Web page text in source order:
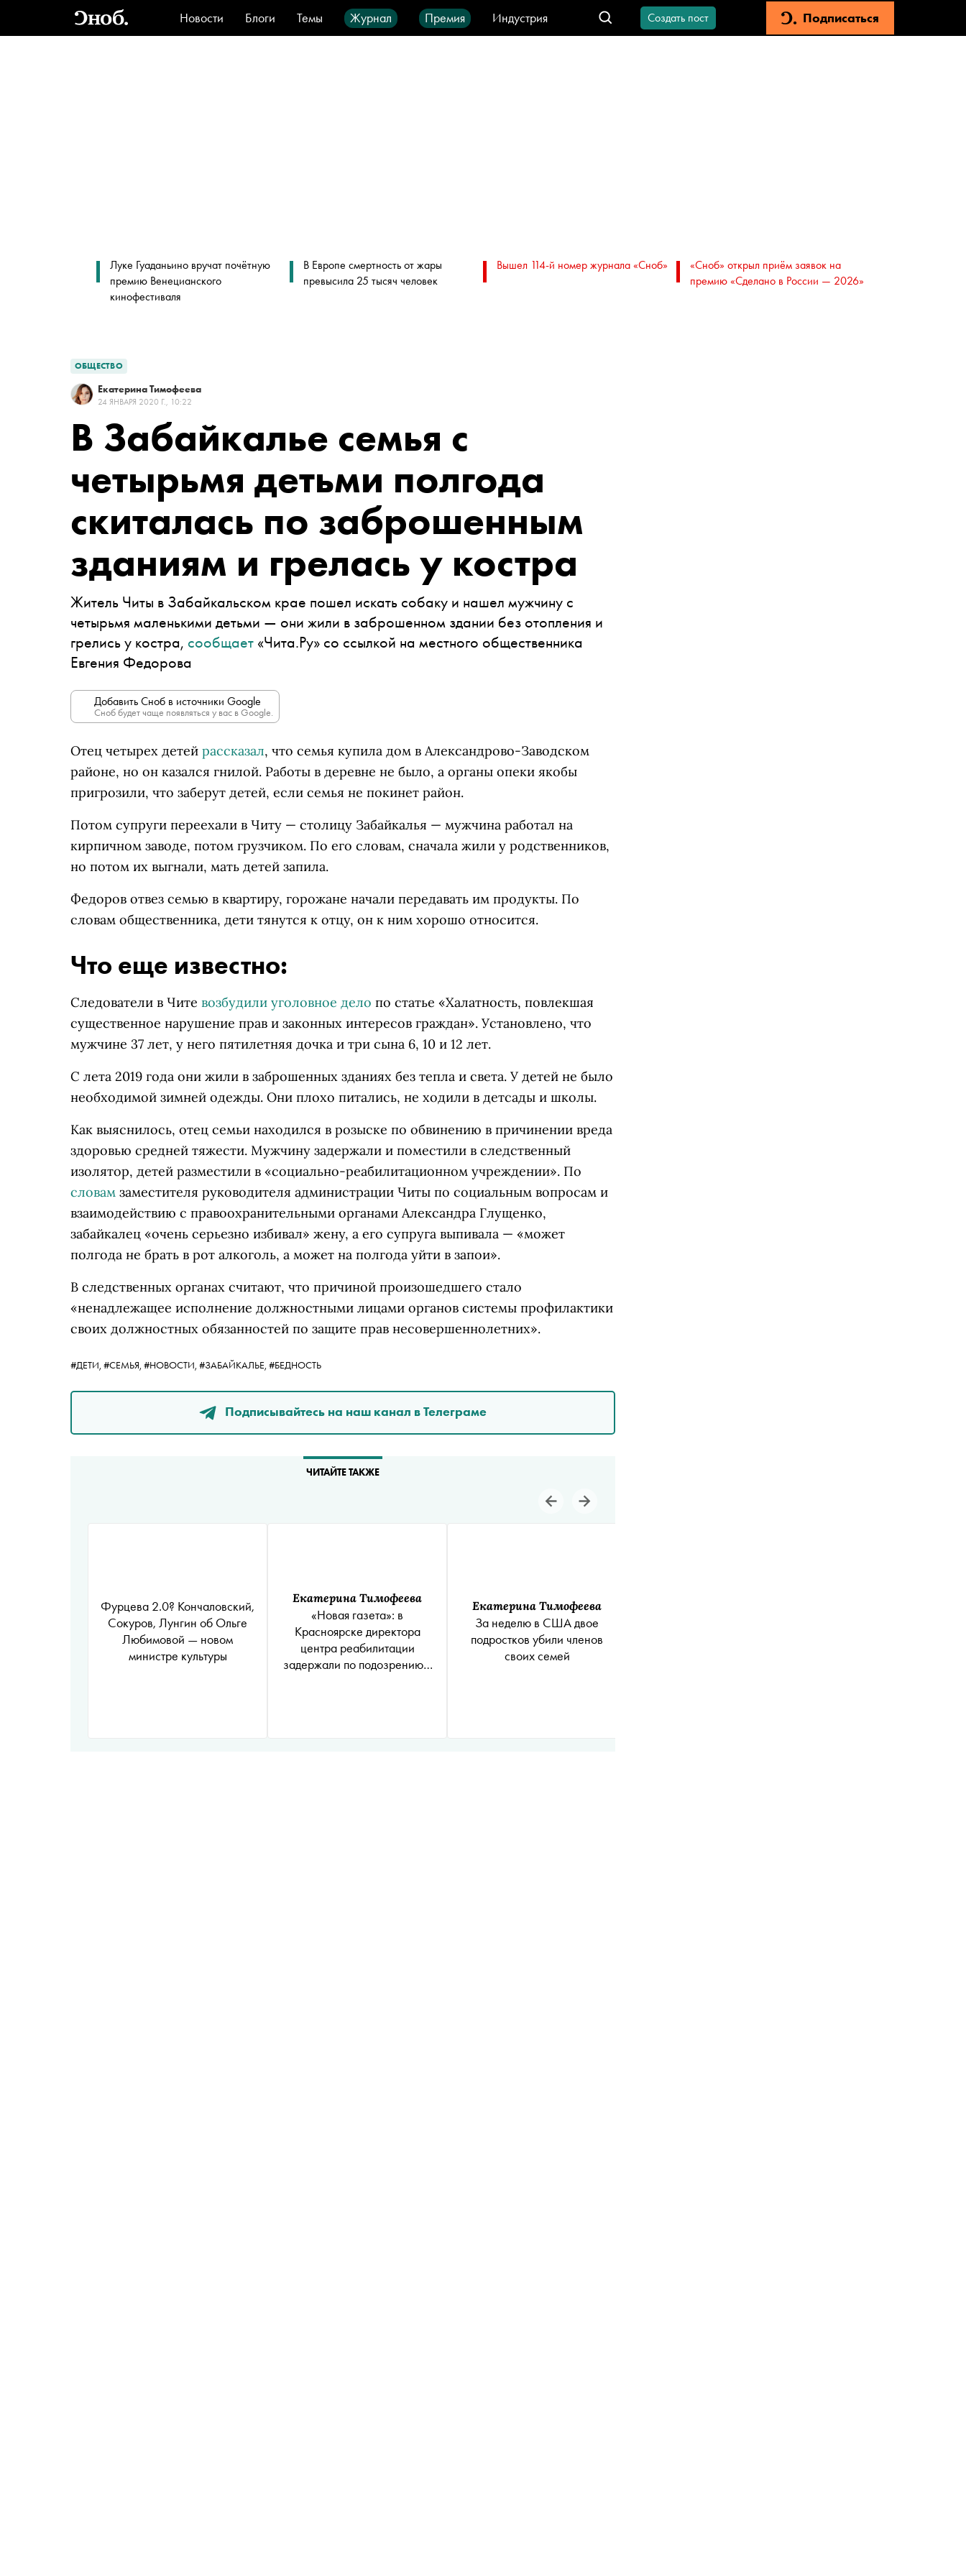
Новости Блоги Темы Журнал Премия
Индустрия
Стиль
Видео Город IT-продукты
Создать пост Подписаться
Луке Гуаданьино вручат почётную
премию Венецианского
кинофестиваля
В Европе смертность от жары
превысила 25 тысяч человек
Вышел 114-й номер журнала «Сноб»
«Сноб» открыл приём заявок на
премию «Сделано в России — 2026»
ОБЩЕСТВО
Екатерина Тимофеева
24 ЯНВАРЯ 2020 Г., 10:22
В Забайкалье семья с
четырьмя детьми полгода
скиталась по заброшенным
зданиям и грелась у костра
Житель Читы в Забайкальском крае пошел искать собаку и нашел мужчину с
четырьмя маленькими детьми — они жили в заброшенном здании без отопления и
грелись у костра, сообщает «Чита.Ру» со ссылкой на местного общественника
Евгения Федорова
Добавить Сноб в источники Google
Сноб будет чаще появляться у вас в Google.
Отец четырех детей рассказал, что семья купила дом в Александрово-Заводском
районе, но он казался гнилой. Работы в деревне не было, а органы опеки якобы
пригрозили, что заберут детей, если семья не покинет район.
Потом супруги переехали в Читу — столицу Забайкалья — мужчина работал на
кирпичном заводе, потом грузчиком. По его словам, сначала жили у родственников,
но потом их выгнали, мать детей запила.
Федоров отвез семью в квартиру, горожане начали передавать им продукты. По
словам общественника, дети тянутся к отцу, он к ним хорошо относится.
Что еще известно:
Следователи в Чите возбудили уголовное дело по статье «Халатность, повлекшая
существенное нарушение прав и законных интересов граждан». Установлено, что
мужчине 37 лет, у него пятилетняя дочка и три сына 6, 10 и 12 лет.
С лета 2019 года они жили в заброшенных зданиях без тепла и света. У детей не было
необходимой зимней одежды. Они плохо питались, не ходили в детсады и школы.
Как выяснилось, отец семьи находился в розыске по обвинению в причинении вреда
здоровью средней тяжести. Мужчину задержали и поместили в следственный
изолятор, детей разместили в «социально-реабилитационном учреждении». По
словам заместителя руководителя администрации Читы по социальным вопросам и
взаимодействию с правоохранительными органами Александра Глущенко,
забайкалец «очень серьезно избивал» жену, а его супруга выпивала — «может
полгода не брать в рот алкоголь, а может на полгода уйти в запои».
В следственных органах считают, что причиной произошедшего стало
«ненадлежащее исполнение должностными лицами органов системы профилактики
своих должностных обязанностей по защите прав несовершеннолетних».
#ДЕТИ, #СЕМЬЯ, #НОВОСТИ, #ЗАБАЙКАЛЬЕ, #БЕДНОСТЬ
Подписывайтесь на наш канал в Телеграме
ЧИТАЙТЕ ТАКЖЕ
Фурцева 2.0? Кончаловский,
Сокуров, Лунгин об Ольге
Любимовой — новом
министре культуры
Екатерина Тимофеева
«Новая газета»: в
Красноярске директора
центра реабилитации
задержали по подозрению в
Екатерина Тимофеева
За неделю в США двое
подростков убили членов
своих семей